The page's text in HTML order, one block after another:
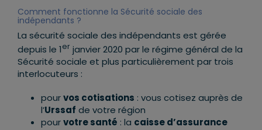
Comment fonctionne la Sécurité sociale des
indépendants ?
La sécurité sociale des indépendants est gérée
depuis le 1er janvier 2020 par le régime général de la
Sécurité sociale et plus particulièrement par trois
interlocuteurs :
pourvos cotisations : vous cotisez auprès de
l’Urssaf de votre région
pourvotre santé : la caisse d’assurance